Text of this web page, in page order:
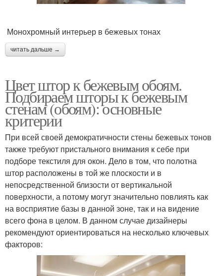
Монохромный интерьер в бежевых тонах
читать дальше →
Цвет штор к бежевым обоям.
Подбираем шторы к бежевым
стенам (обоям): основные
критерии
При всей своей демократичности стены бежевых тонов
также требуют пристального внимания к себе при
подборе текстиля для окон. Дело в том, что полотна
штор расположены в той же плоскости и в
непосредственной близости от вертикальной
поверхности, а потому могут значительно повлиять как
на восприятие базы в данной зоне, так и на видение
всего фона в целом. В данном случае дизайнеры
рекомендуют ориентироваться на несколько ключевых
факторов: